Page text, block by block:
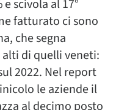
scivola al 17°
fatturato ci sono
che segna
di quelli veneti:
2022. Nel report
le aziende il